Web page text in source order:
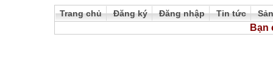
Trang chủ Đăng ký Đăng nhập Tin tức
Bạn